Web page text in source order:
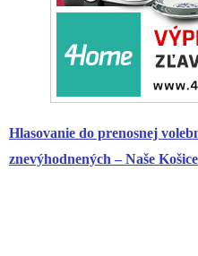
Hlasovanie do prenosnej
znevýhodnených – Naše Košice